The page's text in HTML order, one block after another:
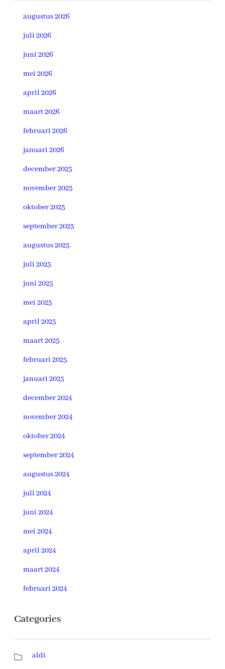
augustus 2026
juli 2026
juni 2026
mei 2026
april 2026
maart 2026
februari 2026
januari 2026
december 2025
november 2025
oktober 2025
september 2025
augustus 2025
juli 2025
juni 2025
mei 2025
april 2025
maart 2025
februari 2025
januari 2025
december 2024
november 2024
oktober 2024
september 2024
augustus 2024
juli 2024
juni 2024
mei 2024
april 2024
maart 2024
februari 2024
Categories
aldi